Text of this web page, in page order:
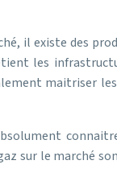
il existe des
les
maitriser
sur le marché